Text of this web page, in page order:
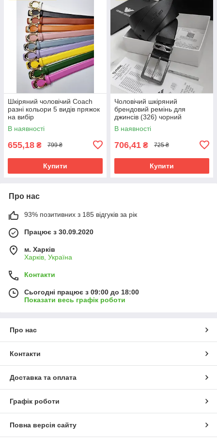
Шкіряний чоловічий Coach
разні кольори 5 видів пряжок
на вибір
В наявності
655,18 ₴ 799 ₴
Купити
Чоловічий шкіряний
брендовий ремінь для
джинсів (326) чорний
В наявності
706,41 ₴ 725 ₴
Купити
Про нас
93% позитивних з 185 відгуків за рік
Працює з 30.09.2020
м. Харків
Харків, Україна
Контакти
Сьогодні працює з 09:00 до 18:00
Показати весь графік роботи
Про нас
Контакти
Доставка та оплата
Графік роботи
Повна версія сайту